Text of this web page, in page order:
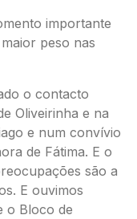
importante
peso nas
o contacto
Oliveirinha e na
e num convívio
de Fátima. E o
são a
E ouvimos
o Bloco de